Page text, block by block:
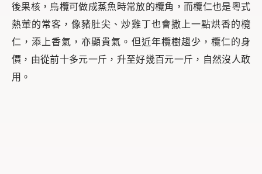
後果核，烏欖可做成蒸魚時常放的欖角，而欖仁也是粵式
熱葷的常客，像豬肚尖、炒雞丁也會撒上一點烘香的欖
仁，添上香氣，亦顯貴氣。但近年欖樹趨少，欖仁的身
價，由從前十多元一斤，升至好幾百元一斤，自然沒人敢
用。